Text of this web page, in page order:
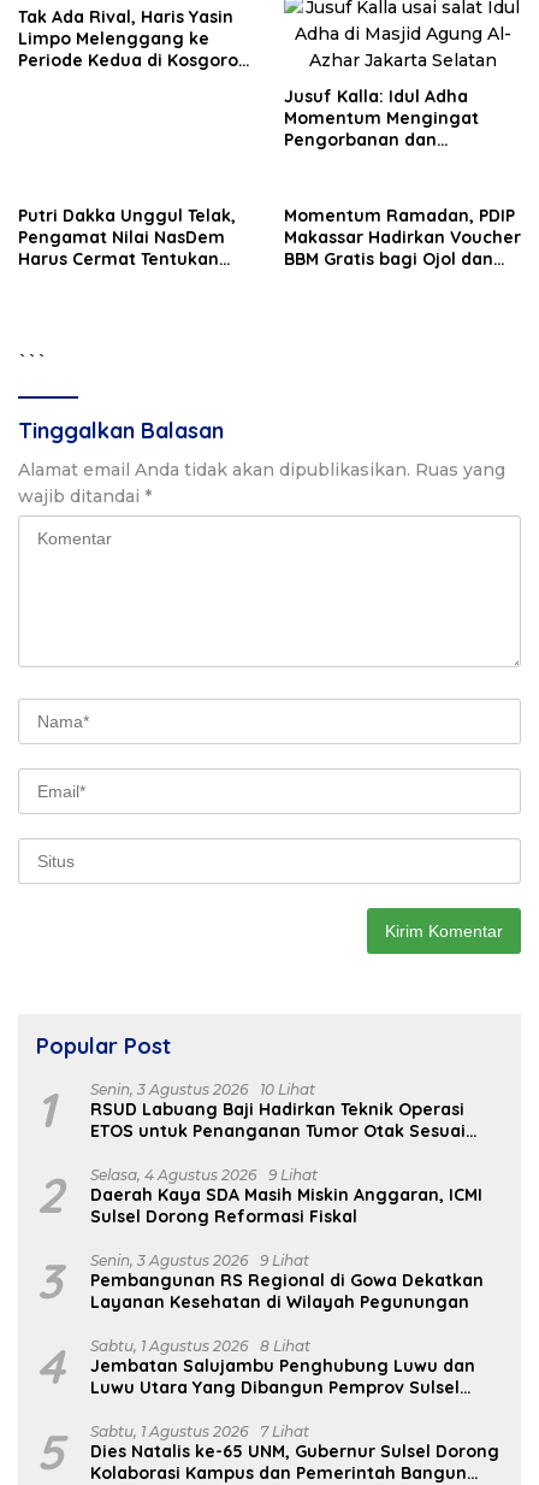
Tak Ada Rival, Haris Yasin
Limpo Melenggang ke
Periode Kedua di Kosgoro
Jusuf Kalla: Idul Adha
Momentum Mengingat
Pengorbanan dan
Putri Dakka Unggul Telak,
Pengamat Nilai NasDem
Harus Cermat Tentukan
Momentum Ramadan, PDIP
Makassar Hadirkan Voucher
BBM Gratis bagi Ojol dan
```
Tinggalkan Balasan
Alamat email Anda tidak akan dipublikasikan. Ruas yang
wajib ditandai *
Popular Post
1 Senin, 3 Agustus 2026 10 Lihat
RSUD Labuang Baji Hadirkan Teknik Operasi
ETOS untuk Penanganan Tumor Otak Sesuai
2 Selasa, 4 Agustus 2026 9 Lihat
Daerah Kaya SDA Masih Miskin Anggaran, ICMI
Sulsel Dorong Reformasi Fiskal
3 Senin, 3 Agustus 2026 9 Lihat
Pembangunan RS Regional di Gowa Dekatkan
Layanan Kesehatan di Wilayah Pegunungan
4 Sabtu, 1 Agustus 2026 8 Lihat
Jembatan Salujambu Penghubung Luwu dan
Luwu Utara Yang Dibangun Pemprov Sulsel
5 Sabtu, 1 Agustus 2026 7 Lihat
Dies Natalis ke-65 UNM, Gubernur Sulsel Dorong
Kolaborasi Kampus dan Pemerintah Bangun